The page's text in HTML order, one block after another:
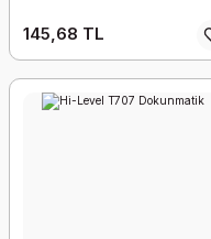
145,68 TL